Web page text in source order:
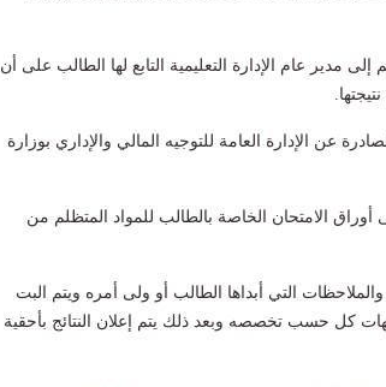
مدير عام الإدارة التعليمية التابع لها الطالب على أن
عن الإدارة العامة للتوجيه المالي والإداري بوزارة
أوراق الامتحان الخاصة بالطالب للمواد المتظلم من
التي أبداها الطالب أو ولى أمره ويتم البت
كل حسب تخصصه وبعد ذلك يتم إعلان النتائج بأحقية